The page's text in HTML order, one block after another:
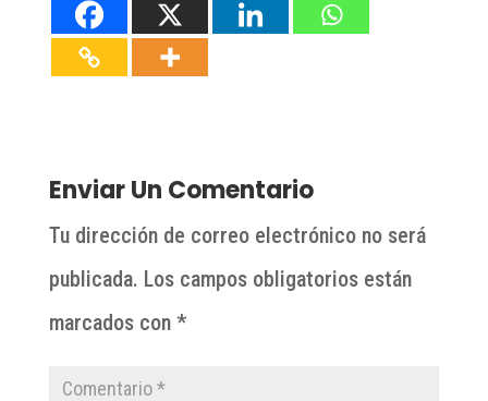
Enviar Un Comentario
Tu dirección de correo electrónico no será
publicada. Los campos obligatorios están
marcados con *